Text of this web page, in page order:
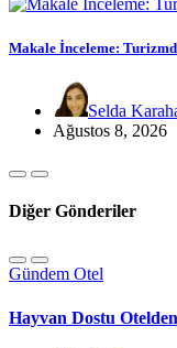
Makale İnceleme:
Selda
Ağustos 8, 2026
Diğer Gönderiler
Gündem Otel
Hayvan Dostu